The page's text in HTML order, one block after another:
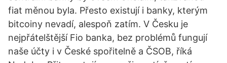
fiat měnou byla. Přesto existují i banky, kterým
bitcoiny nevadí, alespoň zatím. V Česku je
nejpřátelštější Fio banka, bez problémů fungují
naše účty i v České spořitelně a ČSOB, říká